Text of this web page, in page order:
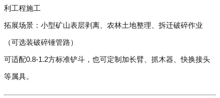
利工程施工
拓展场景：小型矿山表层剥离、农林土地整理、拆迁破碎作业
（可选装破碎锤管路）
可适配0.8-1.2方标准铲斗，也可定制加长臂、抓木器、快换接头
等属具。